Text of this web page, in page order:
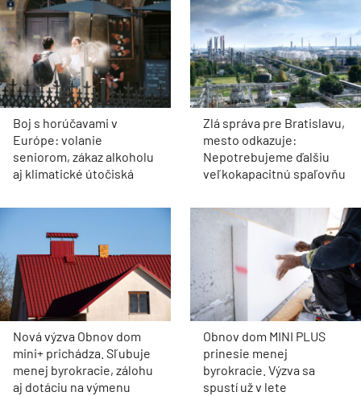
Boj s horúčavami v
Európe: volanie
seniorom, zákaz alkoholu
aj klimatické útočiská
Zlá správa pre Bratislavu,
mesto odkazuje:
Nepotrebujeme ďalšiu
veľkokapacitnú spaľovňu
Nová výzva Obnov dom
mini+ prichádza. Sľubuje
menej byrokracie, zálohu
aj dotáciu na výmenu
Obnov dom MINI PLUS
prinesie menej
byrokracie. Výzva sa
spustí už v lete